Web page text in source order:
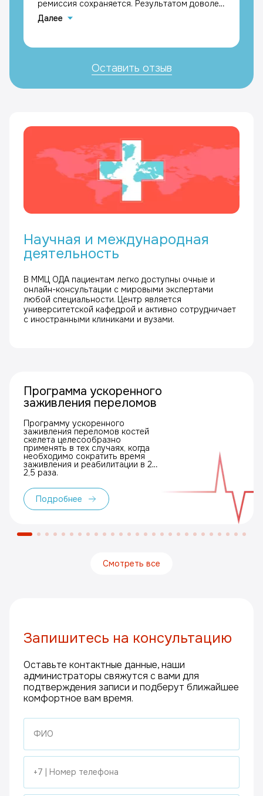
ремиссия сохраняется. Результатом доволен,
с благодарностью к лечащим врачам
Каримовой Галине Мазгаровне и Кравчику
Далее
Оставить отзыв
Научная и международная
деятельность
В ММЦ ОДА пациентам легко доступны очные и
онлайн-консультации с мировыми экспертами
любой специальности. Центр является
университетской кафедрой и активно сотрудничает
с иностранными клиниками и вузами.
Программа ускоренного
заживления переломов
Программу ускоренного
заживления переломов костей
скелета целесообразно
применять в тех случаях, когда
необходимо сократить время
заживления и реабилитации в 2–
2,5 раза.
Подробнее
Смотреть все
Запишитесь на консультацию
Оставьте контактные данные, наши
администраторы свяжутся с вами для
подтверждения записи и подберут ближайшее
комфортное вам время.